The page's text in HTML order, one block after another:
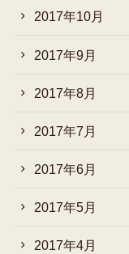
2017年10月
2017年9月
2017年8月
2017年7月
2017年6月
2017年5月
2017年4月